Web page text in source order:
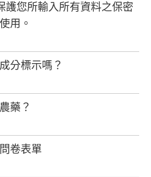
護您所輸入所有資料之保密
用。
分標示嗎？
藥？
卷表單